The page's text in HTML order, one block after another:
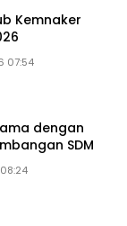
Kemnaker
07:54
dengan
SDM